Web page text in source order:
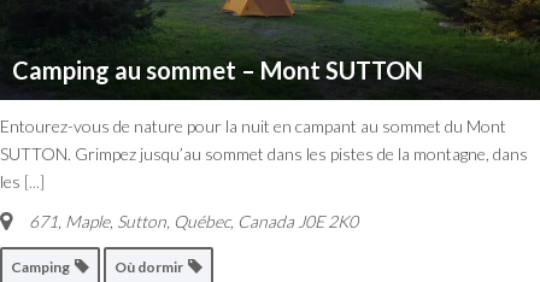
Camping au sommet – Mont SUTTON
Entourez-vous de nature pour la nuit en campant au sommet du Mont
SUTTON. Grimpez jusqu’au sommet dans les pistes de la montagne, dans
les [...]
671, Maple, Sutton, Québec, Canada J0E 2K0
Camping Où dormir